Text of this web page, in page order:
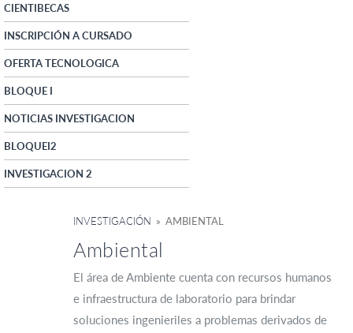
CIENTIBECAS
INSCRIPCIÓN A CURSADO
OFERTA TECNOLOGICA
BLOQUE I
NOTICIAS INVESTIGACION
BLOQUEI2
INVESTIGACION 2
INVESTIGACIÓN » AMBIENTAL
Ambiental
El área de Ambiente cuenta con recursos humanos
e infraestructura de laboratorio para brindar
soluciones ingenieriles a problemas derivados de